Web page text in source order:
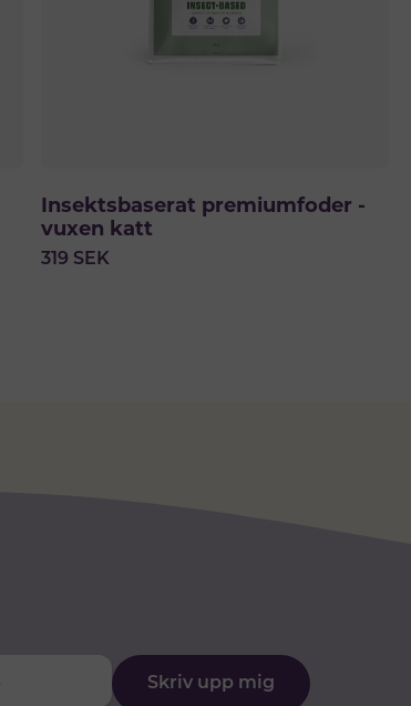
Insektsbaserat premiumfoder -
vuxen katt
319 SEK
Skriv upp mig